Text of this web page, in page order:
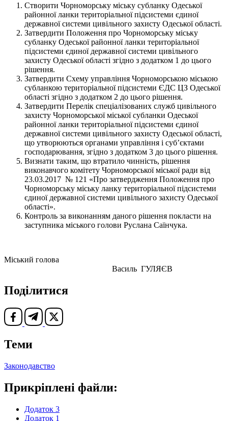
Створити Чорноморську міську субланку Одеської
районної ланки територіальної підсистеми єдиної
державної системи цивільного захисту Одеської області.
Затвердити Положення про Чорноморську міську
субланку Одеської районної ланки територіальної
підсистеми єдиної державної системи цивільного
захисту Одеської області згідно з додатком 1 до цього
рішення.
Затвердити Схему управління Чорноморською міською
субланкою територіальної підсистеми ЄДС ЦЗ Одеської
області згідно з додатком 2 до цього рішення.
Затвердити Перелік спеціалізованих служб цивільного
захисту Чорноморської міської субланки Одеської
районної ланки територіальної підсистеми єдиної
державної системи цивільного захисту Одеської області,
що утворюються органами управління і суб’єктами
господарювання, згідно з додатком 3 до цього рішення.
Визнати таким, що втратило чинність, рішення
виконавчого комітету Чорноморської міської ради від
23.03.2017 № 121 «Про затвердження Положення про
Чорноморську міську ланку територіальної підсистеми
єдиної державної системи цивільного захисту Одеської
області».
Контроль за виконанням даного рішення покласти на
заступника міського голови Руслана Саїнчука.
Міський голова
Василь ГУЛЯЄВ
Поділитися
Теми
Законодавство
Прикріплені файли:
Додаток 3
Додаток 1